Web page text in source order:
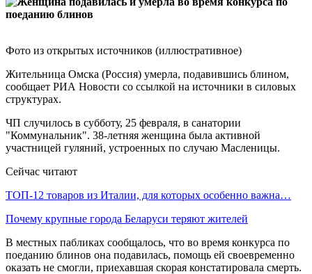
Фото из открытых источников (иллюстративное)
Жительница Омска (Россия) умерла, подавившись блином,
сообщает РИА Новости со ссылкой на источники в силовых
структурах.
ЧП случилось в субботу, 25 февраля, в санатории
"Коммунальник". 38-летняя женщина была активной
участницей гуляний, устроенных по случаю Масленицы.
Сейчас читают
ТОП-12 товаров из Италии, для которых особенно важна…
Почему крупные города Беларуси теряют жителей
В местных пабликах сообщалось, что во время конкурса по
поеданию блинов она подавилась, помощь ей своевременно
оказать не смогли, приехавшая скорая констатировала смерть.